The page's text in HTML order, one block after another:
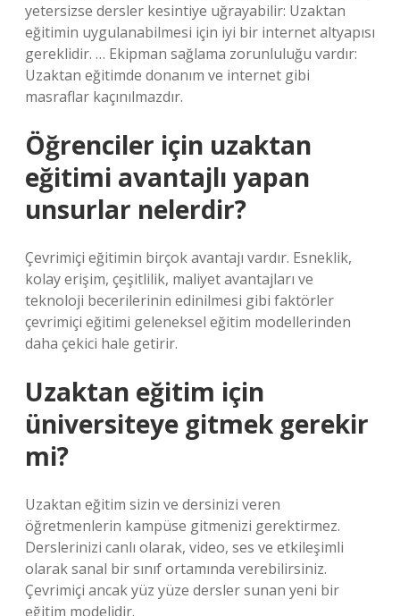
yetersizse dersler kesintiye uğrayabilir: Uzaktan
eğitimin uygulanabilmesi için iyi bir internet altyapısı
gereklidir. … Ekipman sağlama zorunluluğu vardır:
Uzaktan eğitimde donanım ve internet gibi
masraflar kaçınılmazdır.
Öğrenciler için uzaktan
eğitimi avantajlı yapan
unsurlar nelerdir?
Çevrimiçi eğitimin birçok avantajı vardır. Esneklik,
kolay erişim, çeşitlilik, maliyet avantajları ve
teknoloji becerilerinin edinilmesi gibi faktörler
çevrimiçi eğitimi geleneksel eğitim modellerinden
daha çekici hale getirir.
Uzaktan eğitim için
üniversiteye gitmek gerekir
mi?
Uzaktan eğitim sizin ve dersinizi veren
öğretmenlerin kampüse gitmenizi gerektirmez.
Derslerinizi canlı olarak, video, ses ve etkileşimli
olarak sanal bir sınıf ortamında verebilirsiniz.
Çevrimiçi ancak yüz yüze dersler sunan yeni bir
eğitim modelidir.